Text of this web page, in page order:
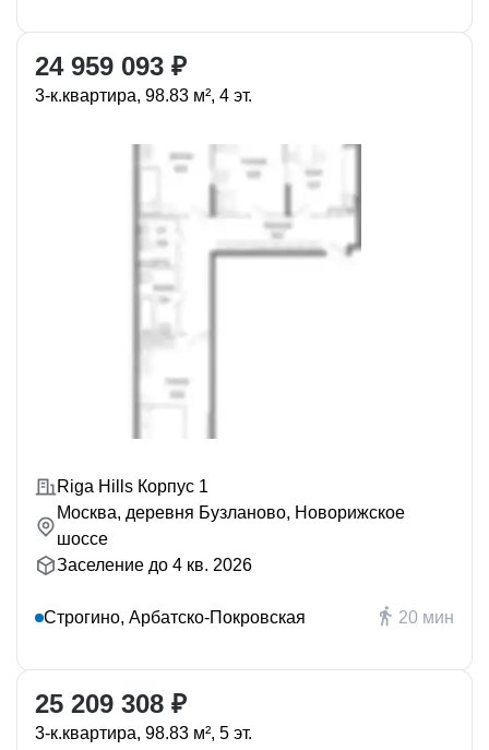
24 959 093 ₽
3-к.квартира, 98.83 м², 4 эт.
Riga Hills Корпус 1
Москва, деревня Бузланово, Новорижское
шоссе
Заселение до 4 кв. 2026
Строгино, Арбатско-Покровская 20 мин
25 209 308 ₽
3-к.квартира, 98.83 м², 5 эт.